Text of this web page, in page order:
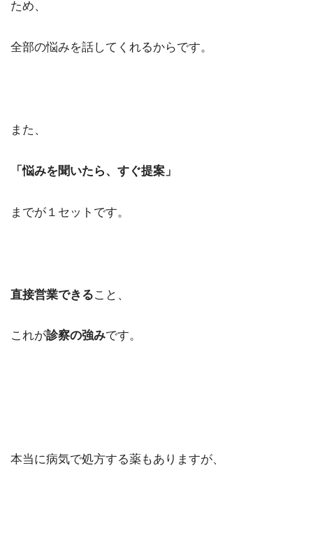
ため、
全部の悩みを話してくれるからです。
また、
「悩みを聞いたら、すぐ提案」
までが１セットです。
直接営業できること、
これが診察の強みです。
本当に病気で処方する薬もありますが、